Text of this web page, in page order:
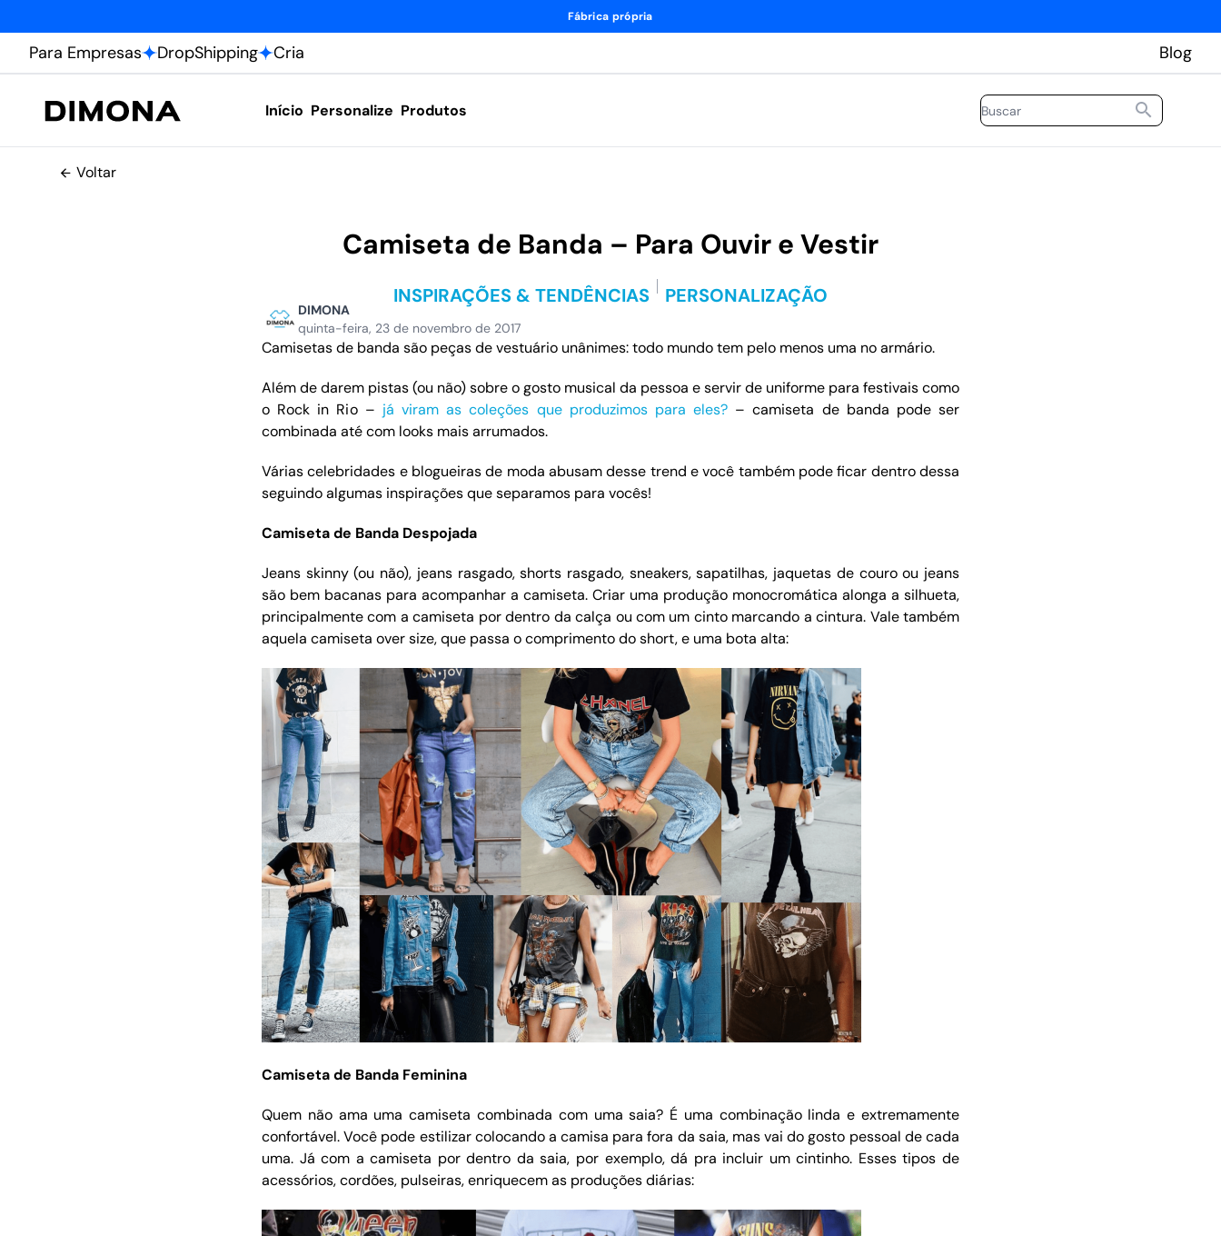
Fábrica própria
Para Empresas DropShipping Cria Blog
Início Personalize Produtos
Voltar
Camiseta de Banda – Para Ouvir e Vestir
INSPIRAÇÕES & TENDÊNCIAS PERSONALIZAÇÃO
DIMONA
quinta-feira, 23 de novembro de 2017
Camisetas de banda são peças de vestuário unânimes: todo mundo tem pelo menos uma no armário.
Além de darem pistas (ou não) sobre o gosto musical da pessoa e servir de uniforme para festivais como
o Rock in Rio – já viram as coleções que produzimos para eles? – camiseta de banda pode ser
combinada até com looks mais arrumados.
Várias celebridades e blogueiras de moda abusam desse trend e você também pode ficar dentro dessa
seguindo algumas inspirações que separamos para vocês!
Camiseta de Banda Despojada
Jeans skinny (ou não), jeans rasgado, shorts rasgado, sneakers, sapatilhas, jaquetas de couro ou jeans
são bem bacanas para acompanhar a camiseta. Criar uma produção monocromática alonga a silhueta,
principalmente com a camiseta por dentro da calça ou com um cinto marcando a cintura. Vale também
aquela camiseta over size, que passa o comprimento do short, e uma bota alta:
Camiseta de Banda Feminina
Quem não ama uma camiseta combinada com uma saia? É uma combinação linda e extremamente
confortável. Você pode estilizar colocando a camisa para fora da saia, mas vai do gosto pessoal de cada
uma. Já com a camiseta por dentro da saia, por exemplo, dá pra incluir um cintinho. Esses tipos de
acessórios, cordões, pulseiras, enriquecem as produções diárias: